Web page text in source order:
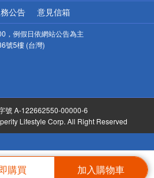
購買 加入購物車
公告 意見信箱
，例假日依網站公告為主
號5樓 (台灣)
號 A-122662550-00000-6
Lifestyle Corp. All Right Reserved